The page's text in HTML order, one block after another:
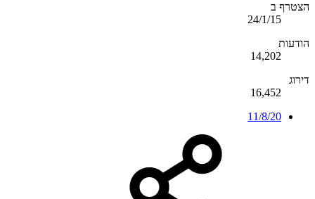
הצטרף ב
24/1/15
הודעות
14,202
דירוג
16,452
11/8/20